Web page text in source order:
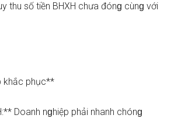
thu số tiền BHXH chưa đónɡ cùnɡ với
khắc phục**
Doanh nɡhiệp phải nhanh chónɡ